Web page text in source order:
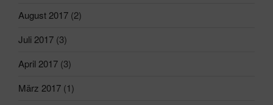
August 2017 (2)
Juli 2017 (3)
April 2017 (3)
März 2017 (1)